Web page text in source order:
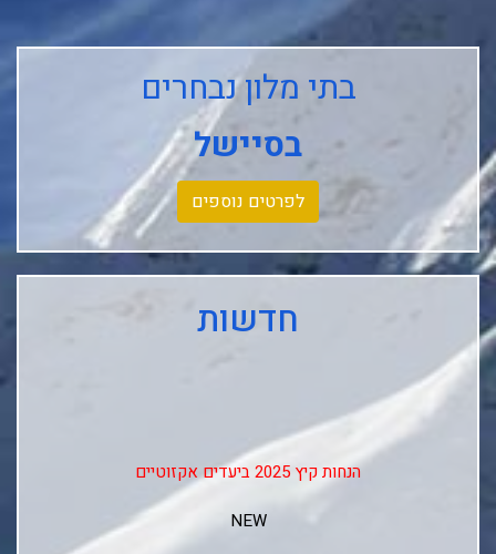
בתי מלון נבחרים
בסיישל
לפרטים נוספים
חדשות
הנחות קיץ 2025 ביעדים אקזוטיים
NEW